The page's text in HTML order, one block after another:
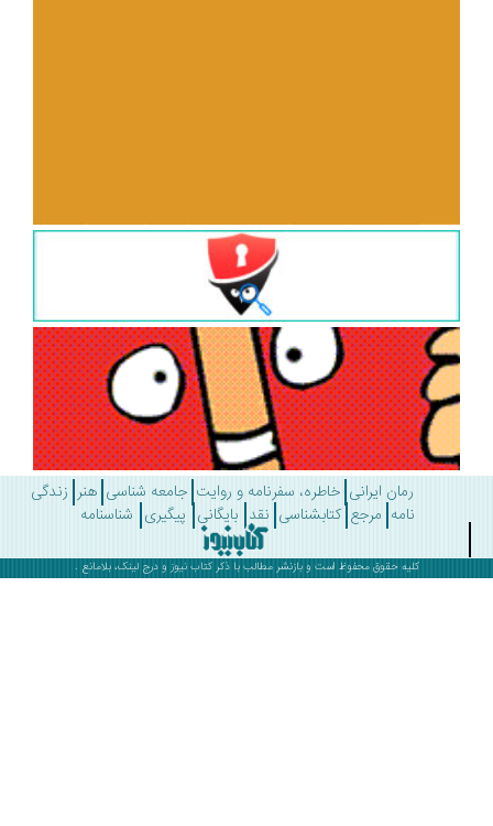
رمان ایرانی خاطره، سفرنامه و روایت جامعه شناسی هنر زندگی
مرجع کتابشناسی نقد بایگانی پیگیری شناسنامه
کلیه حقوق محفوظ است و بازنشر مطالب با ذکرکتاب نیوز و درج لینک، بلامانع .